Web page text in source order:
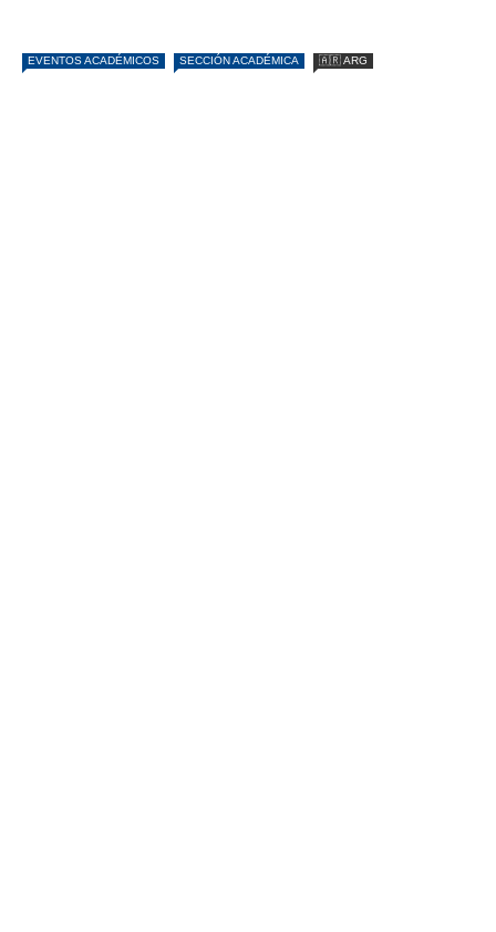
EVENTOS ACADÉMICOS SECCIÓN ACADÉMICA 🇦🇷 ARG